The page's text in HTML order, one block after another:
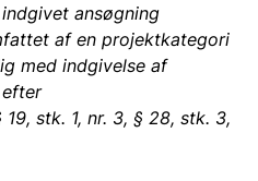
ansøgning
af en projektkategori
med indgivelse af
stk. 1, nr. 3, § 28, stk. 3,